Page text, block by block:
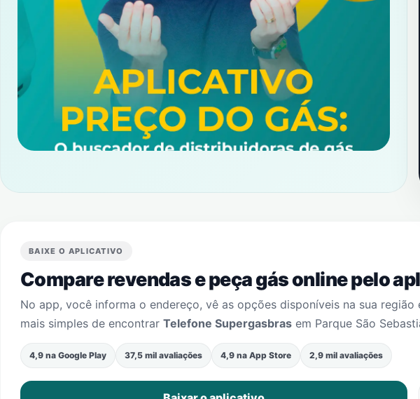
BAIXE O APLICATIVO
Compare revendas e peça gás online pelo
No app, você informa o endereço, vê as opções disponíveis na sua
mais simples de encontrar Telefone Supergasbras em Parque São
4,9 na Google Play 37,5 mil avaliações 4,9 na App Store 2,9 mil avaliações